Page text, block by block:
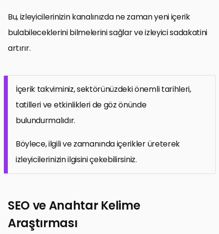
Bu, izleyicilerinizin kanalınızda ne zaman yeni içerik
bulabileceklerini bilmelerini sağlar ve izleyici sadakatini
artırır.
İçerik takviminiz, sektörünüzdeki önemli tarihleri,
tatilleri ve etkinlikleri de göz önünde
bulundurmalıdır.
Böylece, ilgili ve zamanında içerikler üreterek
izleyicilerinizin ilgisini çekebilirsiniz.
SEO ve Anahtar Kelime
Araştırması